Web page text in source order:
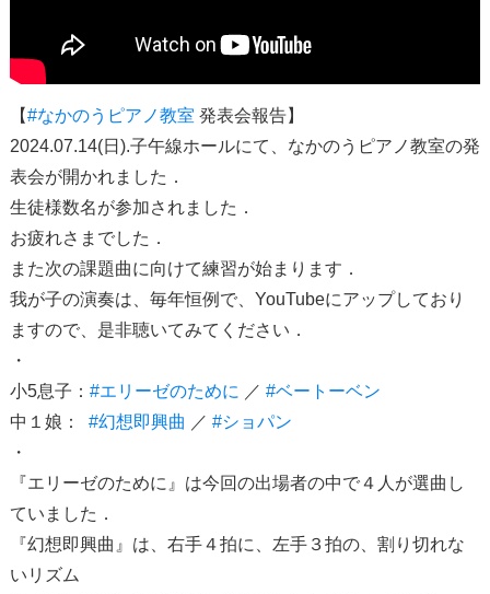
【#なかのうピアノ教室 発表会報告】
2024.07.14(日).子午線ホールにて、なかのうピアノ教室の発
表会が開かれました．
生徒様数名が参加されました．
お疲れさまでした．
また次の課題曲に向けて練習が始まります．
我が子の演奏は、毎年恒例で、YouTubeにアップしており
ますので、是非聴いてみてください．
・
小5息子： #エリーゼのために ／ #ベートーベン
中１娘： #幻想即興曲 ／ #ショパン
・
『エリーゼのために』は今回の出場者の中で４人が選曲し
ていました．
『幻想即興曲』は、右手４拍に、左手３拍の、割り切れな
いリズム